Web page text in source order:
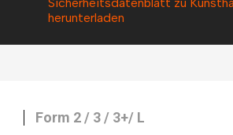
herunterladen
Form 2 / 3 / 3+/ L